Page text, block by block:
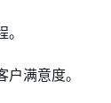
满意度。